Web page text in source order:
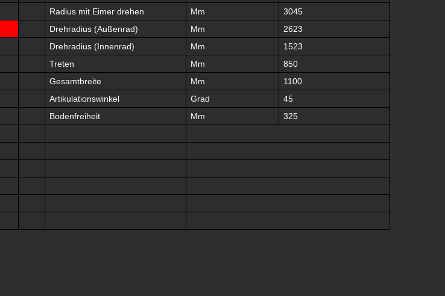
Radius mit Eimer drehen Mm 3045
Drehradius (Außenrad) Mm
2623
Drehradius (Innenrad) Mm
1523
Treten Mm
850
Gesamtbreite Mm
1100
Artikulationswinkel Grad
45
Bodenfreiheit Mm
325